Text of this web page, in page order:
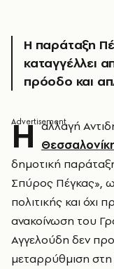
Η παράταξη
καταγγέλλει
πρόοδο και
Η αλλαγή
δημοτική
Σπύρος Πέγκας»,
πολιτικής και όχι
ανακοίνωση του
Αγγελούδη δεν
μεταρρύθμιση